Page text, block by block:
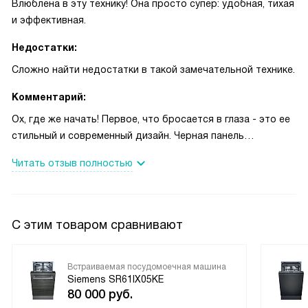
Влюблена в эту технику! Она просто супер: удобная, тихая
и эффективная.
Недостатки:
Сложно найти недостатки в такой замечательной технике.
Комментарий:
Ох, где же начать! Первое, что бросается в глаза - это ее
стильный и современный дизайн. Черная панель
любой интерьер кухни. Управлять машинкой так просто,
Мне особенно нравится функция отсрочки запуска. Это
так удобно, когда можно засыпать, зная, что утром тебя
о шуме, потому что эта машинка работает очень тихо.
Еще одной моей любимой функцией является
intensiveZone. Она спасает меня каждый раз, когда я
Читать отзыв полностью
С этим товаром сравнивают
Встраиваемая посудомоечная машина
Siemens SR61IX05KE
80 000 руб.